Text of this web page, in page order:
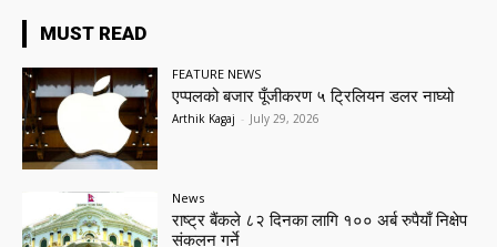
MUST READ
FEATURE NEWS
एप्पलको बजार पूँजीकरण ५ ट्रिलियन डलर नाघ्यो
Arthik Kagaj - July 29, 2026
News
राष्ट्र बैंकले ८२ दिनका लागि १०० अर्ब रुपैयाँ निक्षेप
संकलन गर्ने